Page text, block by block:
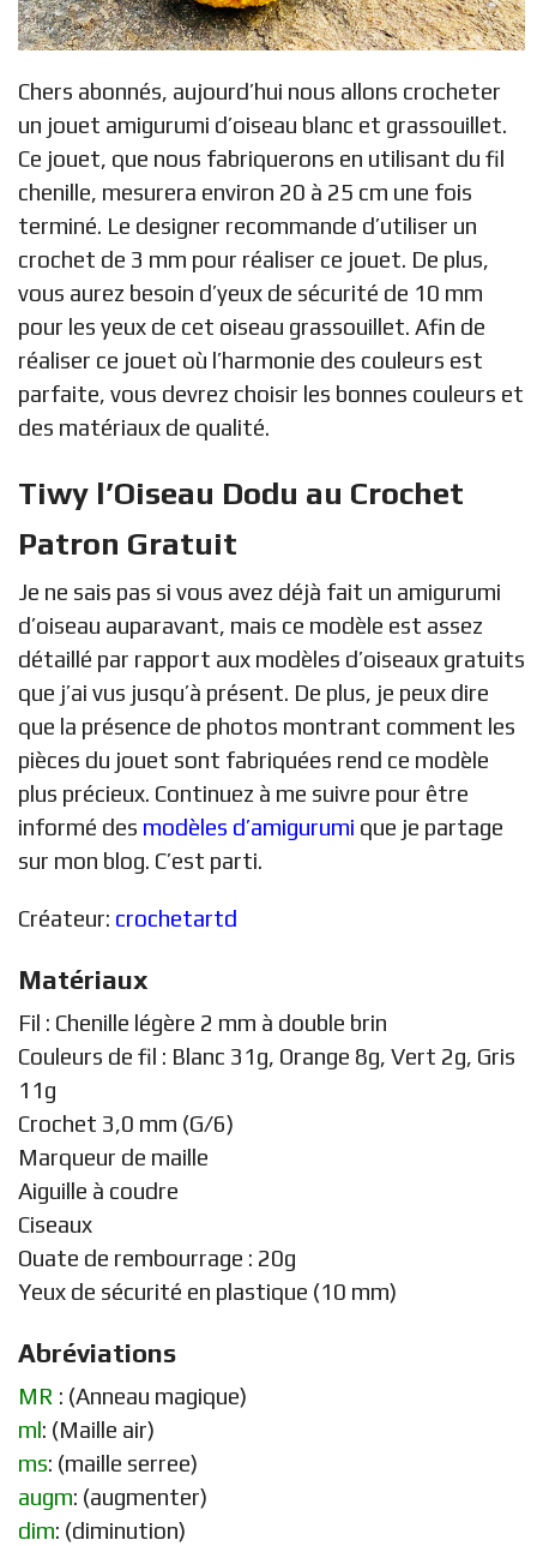
Chers abonnés, aujourd’hui nous allons crocheter
un jouet amigurumi d’oiseau blanc et grassouillet.
Ce jouet, que nous fabriquerons en utilisant du fil
chenille, mesurera environ 20 à 25 cm une fois
terminé. Le designer recommande d’utiliser un
crochet de 3 mm pour réaliser ce jouet. De plus,
vous aurez besoin d’yeux de sécurité de 10 mm
pour les yeux de cet oiseau grassouillet. Afin de
réaliser ce jouet où l’harmonie des couleurs est
parfaite, vous devrez choisir les bonnes couleurs et
des matériaux de qualité.
Tiwy l’Oiseau Dodu au Crochet
Patron Gratuit
Je ne sais pas si vous avez déjà fait un amigurumi
d’oiseau auparavant, mais ce modèle est assez
détaillé par rapport aux modèles d’oiseaux gratuits
que j’ai vus jusqu’à présent. De plus, je peux dire
que la présence de photos montrant comment les
pièces du jouet sont fabriquées rend ce modèle
plus précieux. Continuez à me suivre pour être
informé des modèles d’amigurumi que je partage
sur mon blog. C’est parti.
Créateur: crochetartd
Matériaux
Fil : Chenille légère 2 mm à double brin
Couleurs de fil : Blanc 31g, Orange 8g, Vert 2g, Gris
11g
Crochet 3,0 mm (G/6)
Marqueur de maille
Aiguille à coudre
Ciseaux
Ouate de rembourrage : 20g
Yeux de sécurité en plastique (10 mm)
Abréviations
MR : (Anneau magique)
ml: (Maille air)
ms: (maille serree)
augm: (augmenter)
dim: (diminution)